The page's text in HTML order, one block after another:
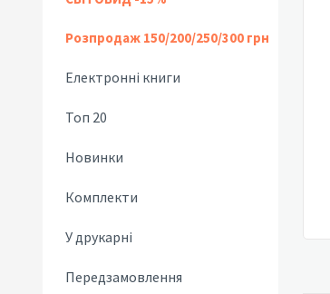
Розпродаж 150/200/250/300 грн
Електронні книги
Топ 20
Новинки
Комплекти
У друкарні
Передзамовлення